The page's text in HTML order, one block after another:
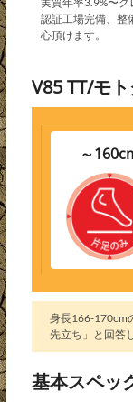
認証工場完備、整
心頂けます。
V85 TT/モ
～
身長166-170cm
先立ち」と回答
基本スペッ